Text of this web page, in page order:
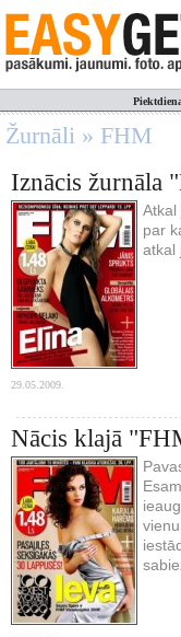
Žurnāli » FHM
Iznācis žurnāla
Atkal
par
atkal
29.05.2009.
Nācis klajā